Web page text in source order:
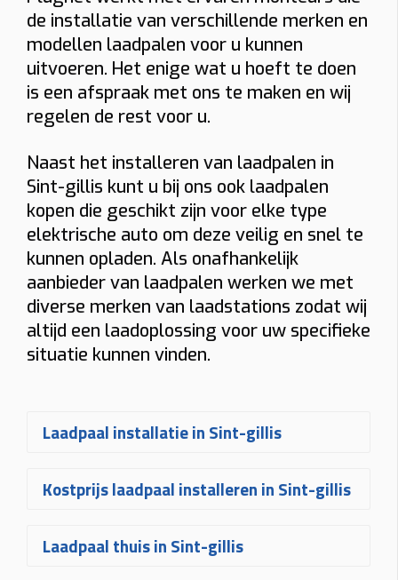
de installatie van verschillende merken en
modellen laadpalen voor u kunnen
uitvoeren. Het enige wat u hoeft te doen
is een afspraak met ons te maken en wij
regelen de rest voor u.
Naast het installeren van laadpalen in
Sint-gillis kunt u bij ons ook laadpalen
kopen die geschikt zijn voor elke type
elektrische auto om deze veilig en snel te
kunnen opladen. Als onafhankelijk
aanbieder van laadpalen werken we met
diverse merken van laadstations zodat wij
altijd een laadoplossing voor uw specifieke
situatie kunnen vinden.
Laadpaal installatie in Sint-gillis
Een
laadpaal laten installeren in
Sint-gillis
gebeurt bij Plugnet volledig
snel een vrijblijvendeofferte
Kostprijs laadpaal installeren in Sint-gillis
De
prijs voor een laadpaal
installeren in Sint-gillis
Laadpaal thuis in Sint-gillis